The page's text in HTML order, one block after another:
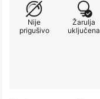
Nije
prigušivo
Žarulja
uključena